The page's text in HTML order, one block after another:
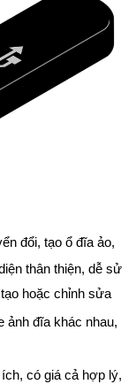
đổi, tạo ổ đĩa ảo,
thân thiện, dễ sử
hoặc chỉnh sửa
ảnh đĩa khác nhau,
có giá cả hợp lý,